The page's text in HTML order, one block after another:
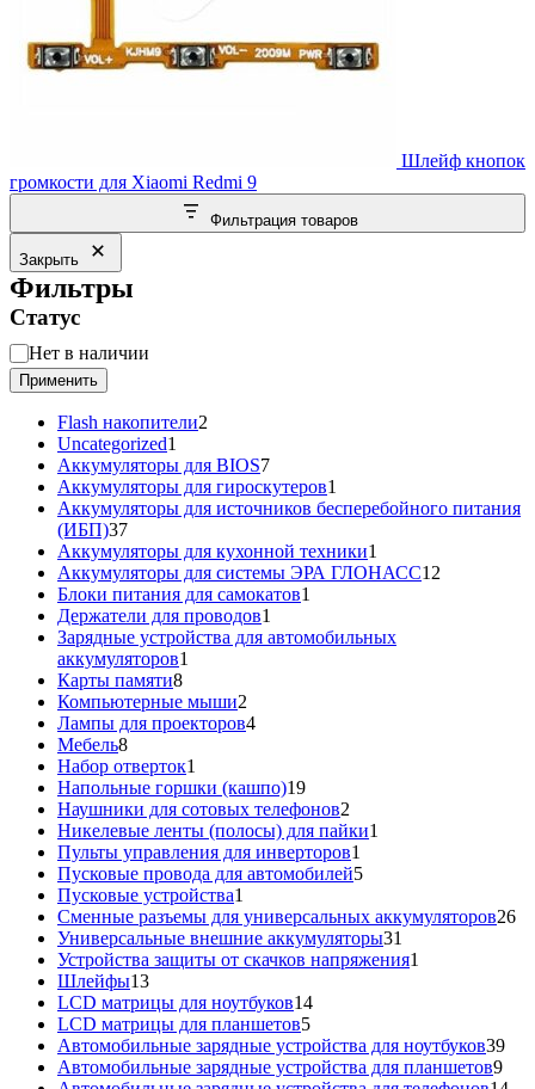
Шлейф кнопок
громкости для Xiaomi Redmi 9
Фильтрация товаров
Закрыть
Фильтры
Статус
Статус
Нет в наличии
Применить
Flash накопители2
Uncategorized1
товар
Аккумуляторы для BIOS77
товаров
Аккумуляторы для гироскутеров1
товар
Аккумуляторы для источников бесперебойного питания
(ИБП)3737
товаров
Аккумуляторы для кухонной техники1
товар
Аккумуляторы для системы ЭРА ГЛОНАСС12
Блоки питания для самокатов1
Держатели для проводов1
товар
Зарядные устройства для автомобильных
аккумуляторов1
Карты памяти88
товаров
Компьютерные мыши2
товара
Лампы для проекторов44
Мебель88
товаров
Набор отверток1
товар
Напольные горшки (кашпо)1919
товаров
Наушники для сотовых телефонов2
товара
Никелевые ленты (полосы) для пайки1
Пульты управления для инверторов1
товар
Пусковые провода для автомобилей55
Пусковые устройства1
товар
Сменные разъемы для универсальных аккумуляторов2626
Универсальные внешние аккумуляторы31
товар
Устройства защиты от скачков напряжения1
Шлейфы1313
товаров
LCD матрицы для ноутбуков1414
LCD матрицы для планшетов55
товаров
Автомобильные зарядные устройства для ноутбуков3939
Автомобильные зарядные устройства для планшетов99